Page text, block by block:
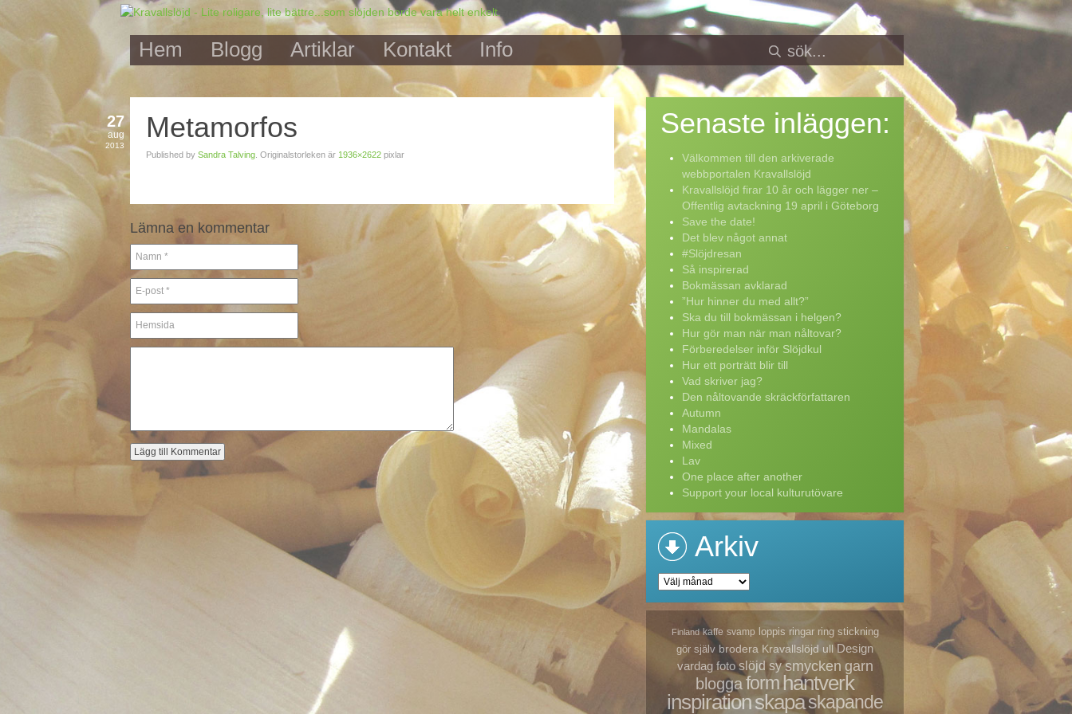
Hem Blogg Artiklar Kontakt Info
27
aug
2013
Metamorfos
Published by Sandra Talving . Originalstorleken är 1936×2622 pixlar
Lämna en kommentar
Senaste inläggen:
Välkommen till den arkiverade
webbportalen Kravallslöjd
Kravallslöjd firar 10 år och lägger ner –
Offentlig avtackning 19 april i Göteborg
Save the date!
Det blev något annat
#Slöjdresan
Så inspirerad
Bokmässan avklarad
”Hur hinner du med allt?”
Ska du till bokmässan i helgen?
Hur gör man när man nåltovar?
Förberedelser inför Slöjdkul
Hur ett porträtt blir till
Vad skriver jag?
Den nåltovande skräckförfattaren
Autumn
Mandalas
Mixed
Lav
One place after another
Support your local kulturutövare
Arkiv
Arkiv
Finland kaffe svamp loppis ringar ring stickning
gör själv brodera Kravallslöjd ull Design
vardag foto slöjd sy smycken garn
bloggaformhantverk
inspirationskapaskapande